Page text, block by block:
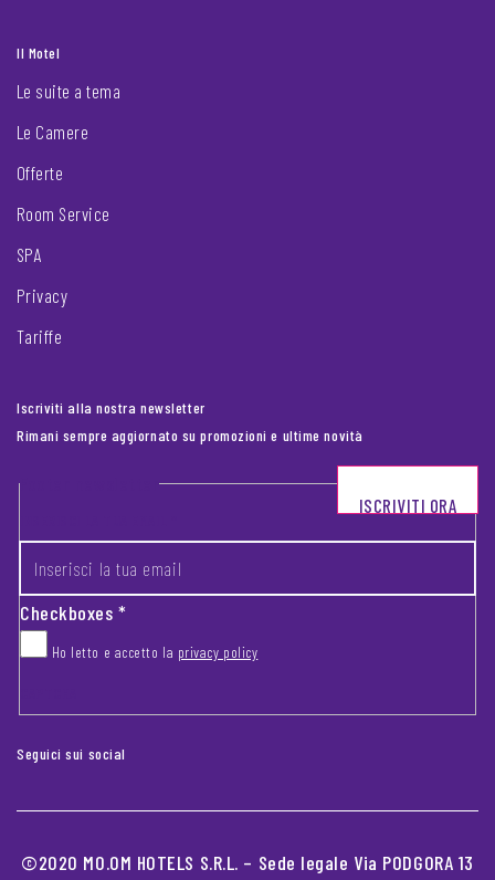
Il Motel
Le suite a tema
Le Camere
Offerte
Room Service
SPA
Privacy
Tariffe
Iscriviti alla nostra newsletter
Rimani sempre aggiornato su promozioni e ultime novità
Footer newsletter
Checkboxes*
Ho letto e accetto la privacy policy
ISCRIVITI ORA
Seguici sui social
©2020 MO.OM HOTELS S.R.L. – Sede legale Via PODGORA 13